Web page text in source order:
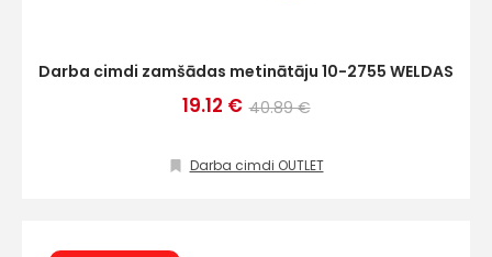
Darba cimdi zamšādas metinātāju 10-2755 WELDAS
19.12 € 40.89 €
Darba cimdi OUTLET